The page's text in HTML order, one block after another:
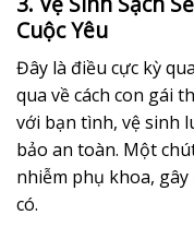
Cuộc Yêu
Đây là điều cực kỳ
qua về cách con gái
với bạn tình, vệ sinh
bảo an toàn. Một
nhiễm phụ khoa,
có.